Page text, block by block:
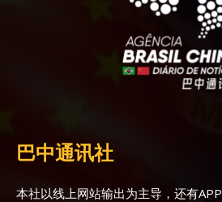
巴中通讯社
本社以线上网站输出为主导，还有